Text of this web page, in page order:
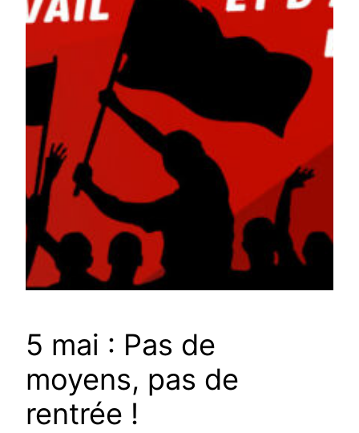
5 mai : Pas de
moyens, pas de
rentrée !